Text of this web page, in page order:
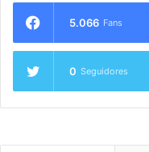
5.066 Fans
0 Seguidores